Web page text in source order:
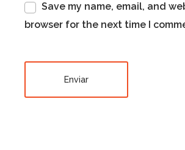
Save my name, email, and
browser for the next time I
Enviar